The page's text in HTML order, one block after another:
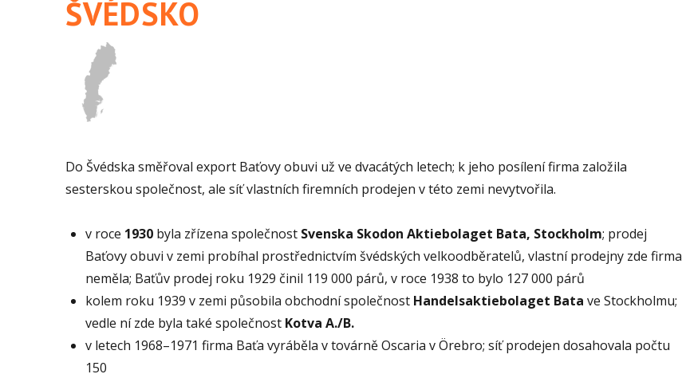
ŠVÉDSKO
Do Švédska směřoval export Baťovy obuvi už ve dvacátých letech; k jeho posílení firma založila
sesterskou společnost, ale síť vlastních firemních prodejen v této zemi nevytvořila.
v roce 1930 byla zřízena společnost Svenska Skodon Aktiebolaget Bata, Stockholm; prodej
Baťovy obuvi v zemi probíhal prostřednictvím švédských velkoodběratelů, vlastní prodejny zde firma
neměla; Baťův prodej roku 1929 činil 119 000 párů, v roce 1938 to bylo 127 000 párů
kolem roku 1939 v zemi působila obchodní společnost Handelsaktiebolaget Bata ve Stockholmu;
vedle ní zde byla také společnost Kotva A./B.
v letech 1968–1971 firma Baťa vyráběla v továrně Oscaria v Örebro; síť prodejen dosahovala počtu
150